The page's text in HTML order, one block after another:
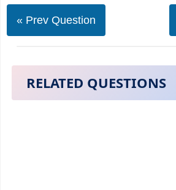
« Prev Question
RELATED QUESTIONS